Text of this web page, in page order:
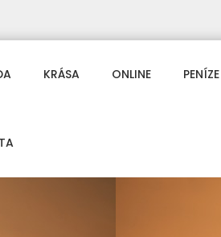
KRÁSA ONLINE PENÍZE